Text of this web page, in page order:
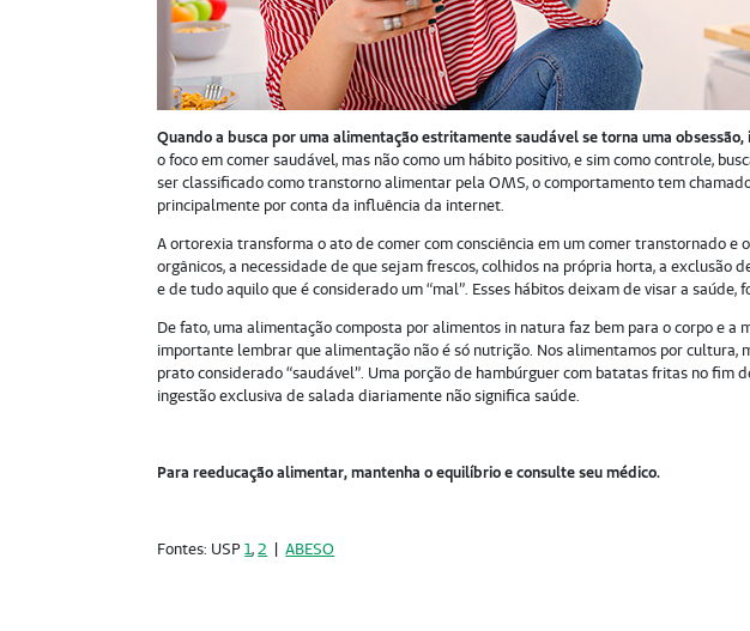
Quando a busca por uma alimentação estritamente saudável se torna uma
o foco em comer saudável, mas não como um hábito positivo, e sim como controle,
ser classificado como transtorno alimentar pela OMS, o comportamento tem
principalmente por conta da influência da internet.
A ortorexia transforma o ato de comer com consciência em um comer transtornado e
orgânicos, a necessidade de que sejam frescos, colhidos na própria horta, a exclusão
e de tudo aquilo que é considerado um “mal”. Esses hábitos deixam de visar a saúde,
De fato, uma alimentação composta por alimentos in natura faz bem para o corpo e a
importante lembrar que alimentação não é só nutrição. Nos alimentamos por cultura,
prato considerado “saudável”. Uma porção de hambúrguer com batatas fritas no fim
ingestão exclusiva de salada diariamente não significa saúde.
Para reeducação alimentar, mantenha o equilíbrio e consulte seu médico.
Fontes: USP1,2 |ABESO